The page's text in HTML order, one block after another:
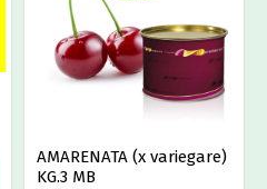
AMARENATA (x variegare)
KG.3 MB